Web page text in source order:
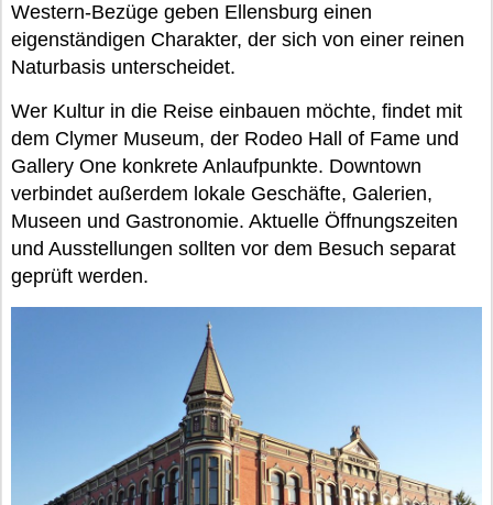
Western-Bezüge geben Ellensburg einen
eigenständigen Charakter, der sich von einer reinen
Naturbasis unterscheidet.
Wer Kultur in die Reise einbauen möchte, findet mit
dem Clymer Museum, der Rodeo Hall of Fame und
Gallery One konkrete Anlaufpunkte. Downtown
verbindet außerdem lokale Geschäfte, Galerien,
Museen und Gastronomie. Aktuelle Öffnungszeiten
und Ausstellungen sollten vor dem Besuch separat
geprüft werden.